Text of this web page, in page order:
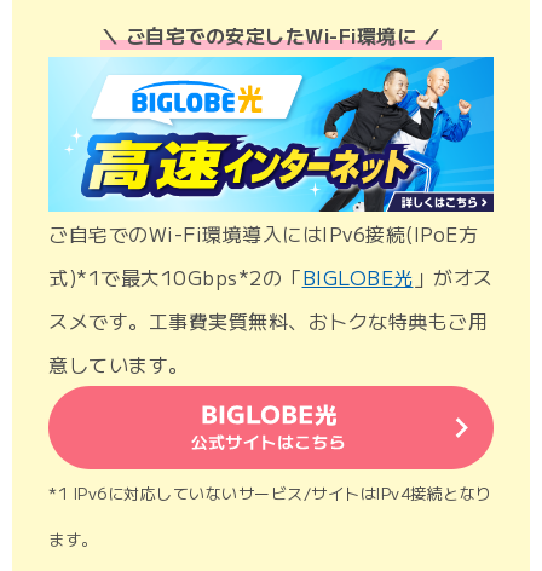
＼ ご自宅での安定したWi-Fi環境に ／
ご自宅でのWi-Fi環境導入にはIPv6接続(IPoE方
式)*1で最大10Gbps*2の「BIGLOBE光 」がオス
スメです。工事費実質無料、おトクな特典もご用
意しています。
*1 IPv6に対応していないサービス/サイトはIPv4接続となり
ます。